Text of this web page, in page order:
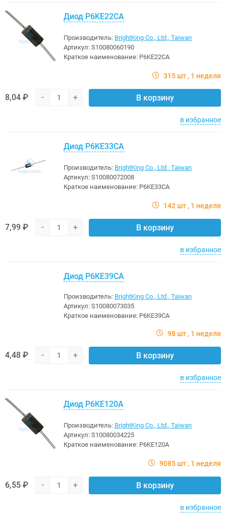
Диод P6KE22CA
Производитель: BrightKing Co., Ltd., Taiwan
Артикул: S10080060190
Краткое наименование: P6KE22CA
315 шт 1 неделя
8,04 ₽ - + В корзину
в избранное
Диод P6KE33CA
Производитель: BrightKing Co., Ltd., Taiwan
Артикул: S10080072008
Краткое наименование: P6KE33CA
142 шт 1 неделя
7,99 ₽ - + В корзину
в избранное
Диод P6KE39CA
Производитель: BrightKing Co., Ltd., Taiwan
Артикул: S10080073035
Краткое наименование: P6KE39CA
98 шт 1 неделя
4,48 ₽ - + В корзину
в избранное
Диод P6KE120A
Производитель: BrightKing Co., Ltd., Taiwan
Артикул: S10080034225
Краткое наименование: P6KE120A
9085 шт 1 неделя
6,55 ₽ - + В корзину
в избранное